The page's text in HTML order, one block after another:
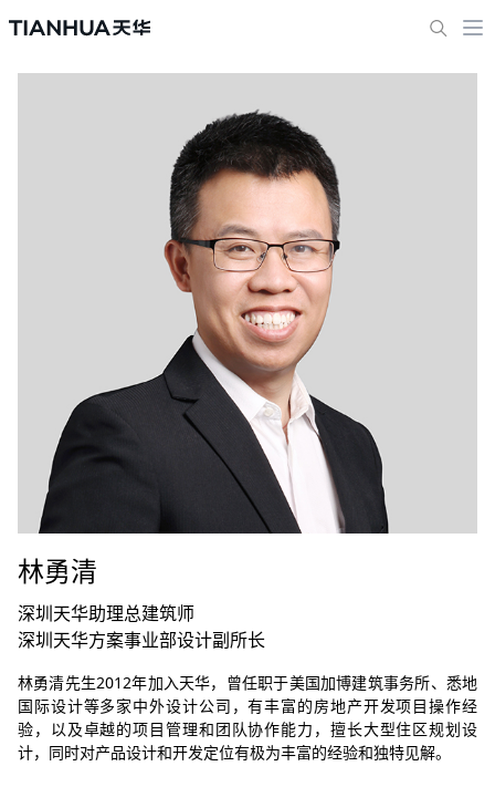
林勇清
深圳天华助理总建筑师
深圳天华方案事业部设计副所长
林勇清先生2012年加入天华，曾任职于美国加博建筑事务所、悉地
国际设计等多家中外设计公司，有丰富的房地产开发项目操作经
验，以及卓越的项目管理和团队协作能力，擅长大型住区规划设
计，同时对产品设计和开发定位有极为丰富的经验和独特见解。